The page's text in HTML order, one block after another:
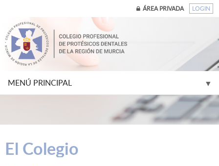
ÁREA PRIVADA LOGIN
MENÚ PRINCIPAL ▼
El Colegio